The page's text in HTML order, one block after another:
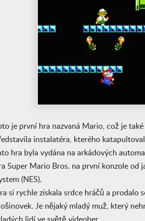
je první hra nazvaná Mario, což je
instalatéra, kterého
hra byla vydána na arkádových
Super Mario Bros. na první konzole
(NES).
si rychle získala srdce hráčů a prodalo
Je nějaký mladý muž, který
lidí ve světě videoher.